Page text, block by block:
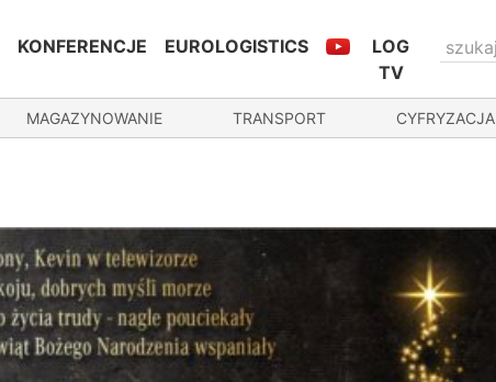
KONFERENCJE EUROLOGISTICS
LOG
TV
MAGAZYNOWANIE TRANSPORT CYFRYZACJA